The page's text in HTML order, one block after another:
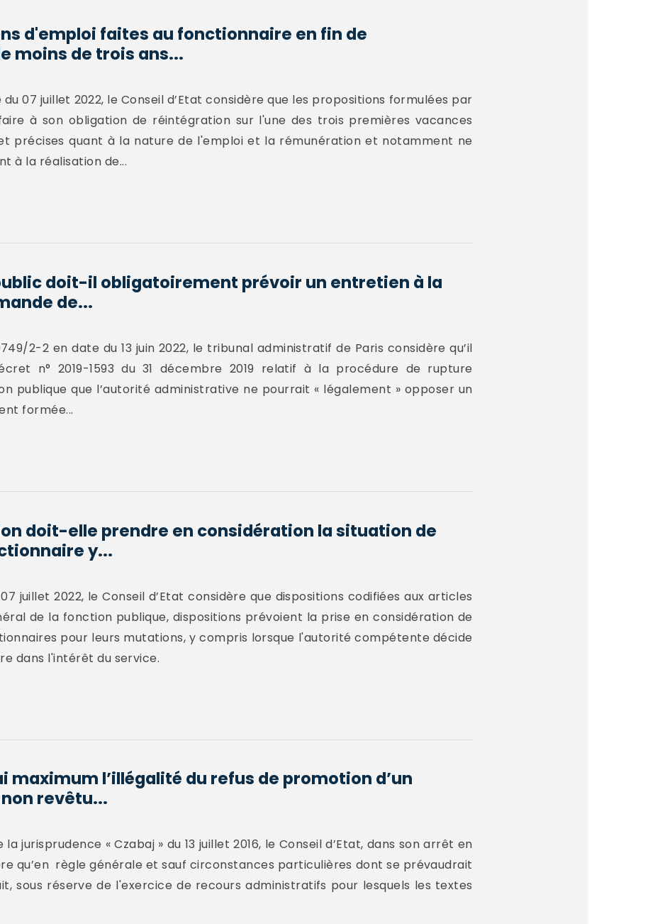
d'emploi faites au fonctionnaire en fin de
moins de trois ans...
du 07 juillet 2022, le Conseil d’Etat considère que les propositions formulées par
à son obligation de réintégration sur l'une des trois premières vacances
précises quant à la nature de l'emploi et la rémunération et notamment ne
à la réalisation de...
doit-il obligatoirement prévoir un entretien à la
de...
2-2 en date du 13 juin 2022, le tribunal administratif de Paris considère qu’il
n° 2019-1593 du 31 décembre 2019 relatif à la procédure de rupture
publique que l’autorité administrative ne pourrait « légalement » opposer un
formée...
doit-elle prendre en considération la situation de
y...
juillet 2022, le Conseil d’Etat considère que dispositions codifiées aux articles
de la fonction publique, dispositions prévoient la prise en considération de
pour leurs mutations, y compris lorsque l'autorité compétente décide
dans l'intérêt du service.
maximum l’illégalité du refus de promotion d’un
revêtu...
la jurisprudence « Czabaj » du 13 juillet 2016, le Conseil d’Etat, dans son arrêt en
qu’en règle générale et sauf circonstances particulières dont se prévaudrait
sous réserve de l'exercice de recours administratifs pour lesquels les textes